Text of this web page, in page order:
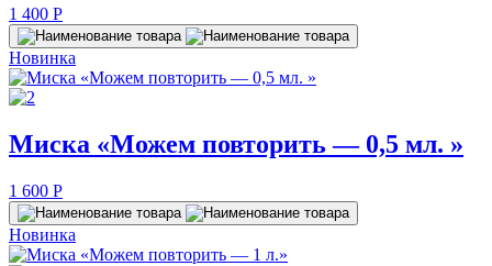
1 400 P
Новинка
Миска «Можем повторить — 0,5 мл. »
1 600 P
Новинка